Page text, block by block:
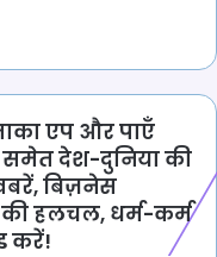
एप और पाएँ
समेत देश-दुनिया की
बिज़नेस
हलचल, धर्म-कर्म
करें!